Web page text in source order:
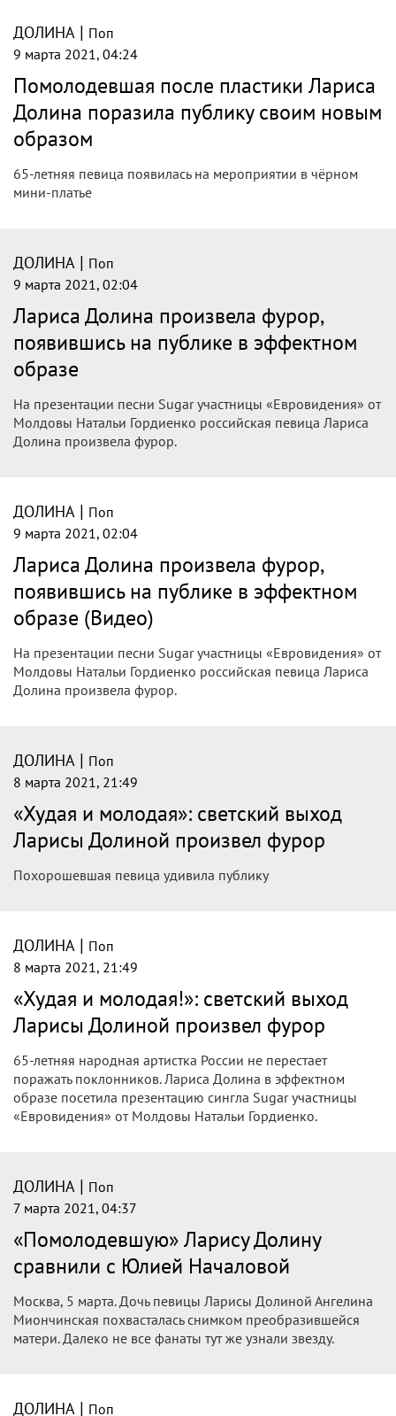
"худой и молодой".
ДОЛИНА| Поп
9 марта 2021, 10:33
Похудевшая Лариса Долина посетила
презентацию сингла Натальи
абдоминопластики"
ДОЛИНА|Поп
9 марта 2021, 06:32
Похорошевшая Лариса Долина вышла
в свет в черном мини-платье
Певица Лариса Долина появилась на презентации сингла
фурор на публике.
ДОЛИНА|Поп
9 марта 2021, 04:24
Помолодевшая после пластики Лариса
Долина поразила публику своим новым
образом
ДОЛИНА| Поп
9 марта 2021, 02:04
Лариса Долина произвела фурор,
появившись на публике в эффектном
На презентации песни Sugar участницы «Евровидения» от
Молдовы Натальи Гордиенко российская певица Лариса
ДОЛИНА |Поп
9 марта 2021, 02:04
Лариса Долина произвела фурор,
На презентации песни Sugar участницы «Евровидения» от
Молдовы Натальи Гордиенко российская певица Лариса
Долина произвела фурор.
ДОЛИНА |Поп
8 марта 2021, 21:49